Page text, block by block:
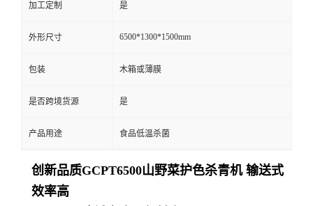
加工定制 是
外形尺寸 6500*1300*1500mm
包装 木箱或薄膜
是否跨境货源 是
产品用途 食品低温杀菌
创新品质GCPT6500山野菜护色杀青机 输送式
效率高